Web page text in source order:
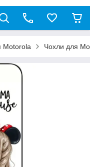
Motorola Чохли для